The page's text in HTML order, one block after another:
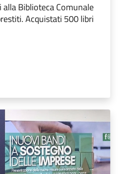
Biblioteca Comunale
Acquistati 500 libri